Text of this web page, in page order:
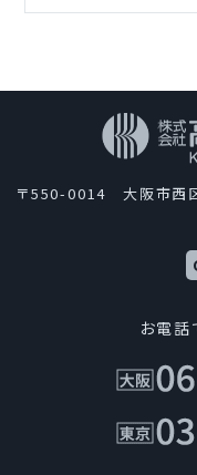
〒550-0014 大阪市西
お電話